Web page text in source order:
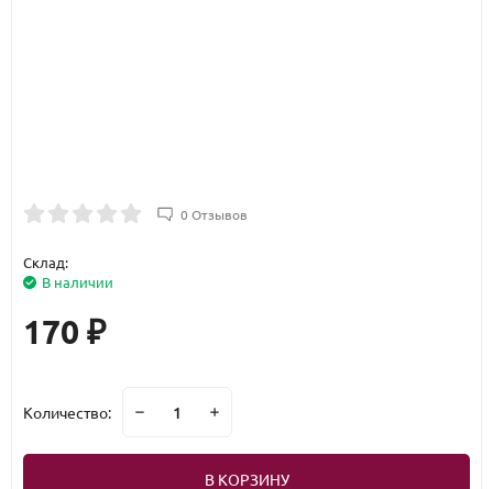
0 Отзывов
Склад:
В наличии
170 ₽
Количество:
В КОРЗИНУ